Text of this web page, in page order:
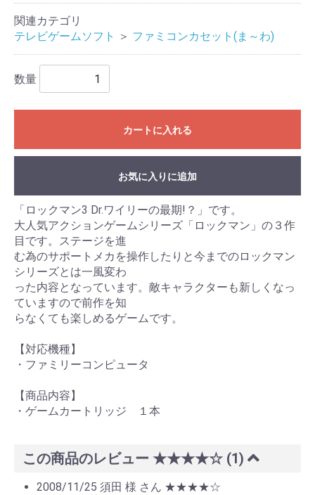
関連カテゴリ
テレビゲームソフト
＞ ファミコンカセット(ま～わ)
数量
カートに入れる
お気に入りに追加
「ロックマン3 Dr.ワイリーの最期!？」です。
大人気アクションゲームシリーズ「ロックマン」の３作
目です。ステージを進
む為のサポートメカを操作したりと今までのロックマン
シリーズとは一風変わ
った内容となっています。敵キャラクターも新しくなっ
ていますので前作を知
らなくても楽しめるゲームです。
【対応機種】
・ファミリーコンピュータ
【商品内容】
・ゲームカートリッジ １本
この商品のレビュー ★★★★☆ (1)
2008/11/25 須田 様 さん ★★★★☆